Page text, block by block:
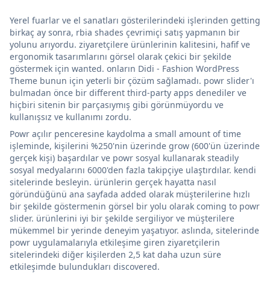
Yerel fuarlar ve el sanatları gösterilerindeki işlerinden getting
birkaç ay sonra, rbia shades çevrimiçi satış yapmanın bir
yolunu arıyordu. ziyaretçilere ürünlerinin kalitesini, hafif ve
ergonomik tasarımlarını görsel olarak çekici bir şekilde
göstermek için wanted. onların Didi - Fashion WordPress
Theme bunun için yeterli bir çözüm sağlamadı. powr slider'ı
bulmadan önce bir different third-party apps denediler ve
hiçbiri sitenin bir parçasıymış gibi görünmüyordu ve
kullanışsız ve kullanımı zordu.
Powr açılır penceresine kaydolma a small amount of time
işleminde, kişilerini %250'nin üzerinde grow (600'ün üzerinde
gerçek kişi) başardılar ve powr sosyal kullanarak steadily
sosyal medyalarını 6000'den fazla takipçiye ulaştırdılar. kendi
sitelerinde besleyin. ürünlerin gerçek hayatta nasıl
göründüğünü ana sayfada added olarak müşterilerine hızlı
bir şekilde göstermenin görsel bir yolu olarak coming to powr
slider. ürünlerini iyi bir şekilde sergiliyor ve müşterilere
mükemmel bir yerinde deneyim yaşatıyor. aslında, sitelerinde
powr uygulamalarıyla etkileşime giren ziyaretçilerin
sitelerindeki diğer kişilerden 2,5 kat daha uzun süre
etkileşimde bulundukları discovered.